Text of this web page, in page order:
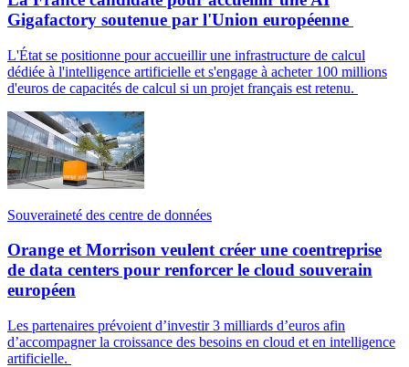
Gigafactory soutenue par l'Union européenne
L'État se positionne pour accueillir une infrastructure de calcul
dédiée à l'intelligence artificielle et s'engage à acheter 100 millions
d'euros de capacités de calcul si un projet français est retenu.
Souveraineté des centre de données
Orange et Morrison veulent créer une coentreprise
de data centers pour renforcer le cloud souverain
européen
Les partenaires prévoient d’investir 3 milliards d’euros afin
d’accompagner la croissance des besoins en cloud et en intelligence
artificielle.